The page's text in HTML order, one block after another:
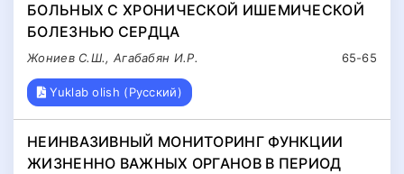
БОЛЬНЫХ С ХРОНИЧЕСКОЙ ИШЕМИЧЕСКОЙ
БОЛЕЗНЬЮ СЕРДЦА
65-65
Жониев С.Ш., Агабабян И.Р.
Yuklab olish (Русский)
НЕИНВАЗИВНЫЙ МОНИТОРИНГ ФУНКЦИИ
ЖИЗНЕННО ВАЖНЫХ ОРГАНОВ В ПЕРИОД